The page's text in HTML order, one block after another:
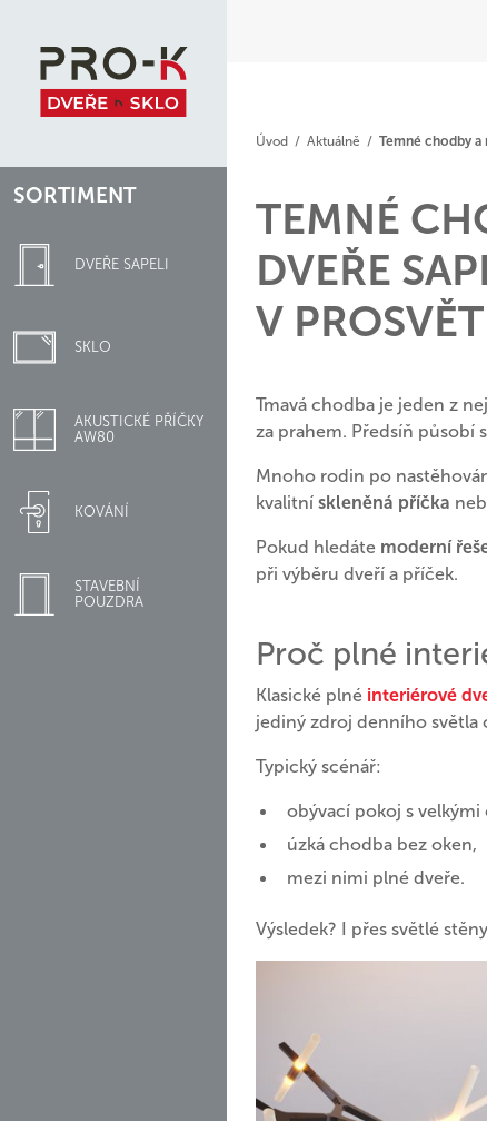
SORTIMENT
DVEŘE SAPELI
SKLO
AKUSTICKÉ PŘÍČKY
AW80
KOVÁNÍ
STAVEBNÍ
POUZDRA
Úvod / Aktuálně / Temné chodby
TEMNÉ
DVEŘE
V
Tmavá chodba je jeden z
za prahem. Předsíň působí
Mnoho rodin po
kvalitní skleněná příčka
Pokud hledáte moderní
při výběru dveří a příček.
Proč plné
Klasické plné interiérové
jediný zdroj denního světla
Typický scénář:
obývací pokoj s velkými
úzká chodba bez oken,
mezi nimi plné dveře.
Výsledek? I přes světlé